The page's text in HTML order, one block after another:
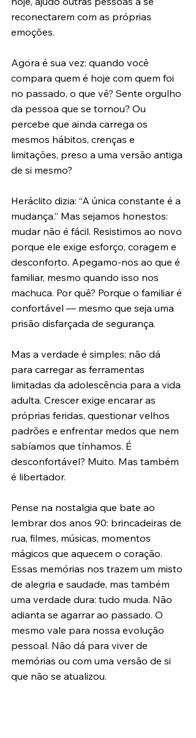
reconectarem com as próprias
emoções.
Agora é sua vez: quando você
compara quem é hoje com quem foi
no passado, o que vê? Sente orgulho
da pessoa que se tornou? Ou
percebe que ainda carrega os
mesmos hábitos, crenças e
limitações, preso a uma versão antiga
de si mesmo?
Heráclito dizia: “A única constante é a
mudança.” Mas sejamos honestos:
mudar não é fácil. Resistimos ao novo
porque ele exige esforço, coragem e
desconforto. Apegamo-nos ao que é
familiar, mesmo quando isso nos
machuca. Por quê? Porque o familiar é
confortável — mesmo que seja uma
prisão disfarçada de segurança.
Mas a verdade é simples: não dá
para carregar as ferramentas
limitadas da adolescência para a vida
adulta. Crescer exige encarar as
próprias feridas, questionar velhos
padrões e enfrentar medos que nem
sabíamos que tínhamos. É
desconfortável? Muito. Mas também
é libertador.
Pense na nostalgia que bate ao
lembrar dos anos 90: brincadeiras de
rua, filmes, músicas, momentos
mágicos que aquecem o coração.
Essas memórias nos trazem um misto
de alegria e saudade, mas também
uma verdade dura: tudo muda. Não
adianta se agarrar ao passado. O
mesmo vale para nossa evolução
pessoal. Não dá para viver de
memórias ou com uma versão de si
que não se atualizou.